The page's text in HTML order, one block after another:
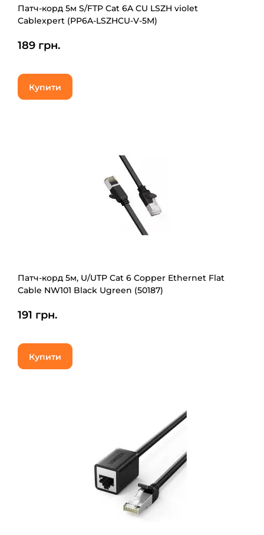
Патч-корд 5м S/FTP Cat 6A CU LSZH violet
Cablexpert (PP6A-LSZHCU-V-5M)
189 грн.
Купити
Патч-корд 5м, U/UTP Cat 6 Copper Ethernet Flat
Cable NW101 Black Ugreen (50187)
191 грн.
Купити